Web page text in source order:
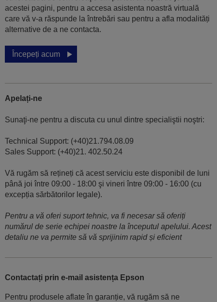
acestei pagini, pentru a accesa asistenta noastră virtuală
care vă v-a răspunde la întrebări sau pentru a afla modalități
alternative de a ne contacta.
Începeți acum
Apelați-ne
Sunaţi-ne pentru a discuta cu unul dintre specialiştii noştri:
Technical Support: (+40)21.794.08.09
Sales Support: (+40)21. 402.50.24
Vă rugăm să rețineți că acest serviciu este disponibil de luni
până joi între 09:00 - 18:00 şi vineri între 09:00 - 16:00 (cu
excepția sărbătorilor legale).
Pentru a vă oferi suport tehnic, va fi necesar să oferiți
numărul de serie echipei noastre la începutul apelului. Acest
detaliu ne va permite să vă sprijinim rapid și eficient
Contactați prin e-mail asistența Epson
Pentru produsele aflate în garanție, vă rugăm să ne